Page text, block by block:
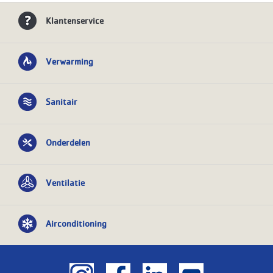
Klantenservice
Verwarming
Sanitair
Onderdelen
Ventilatie
Airconditioning